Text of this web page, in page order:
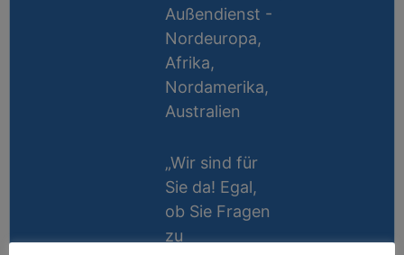
Außendienst -
Nordeuropa,
Afrika,
Nordamerika,
Australien
„Wir sind für
Sie da! Egal,
ob Sie Fragen
zu